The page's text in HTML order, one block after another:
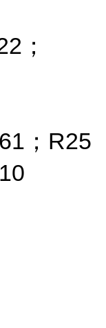
；
；R25